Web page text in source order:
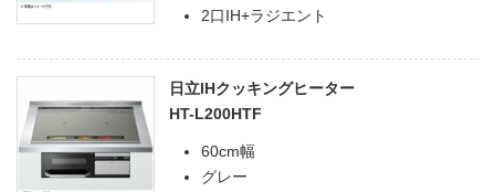
2口IH+ラジエント
日立IHクッキングヒーター
HT-L200HTF
60cm幅
グレー